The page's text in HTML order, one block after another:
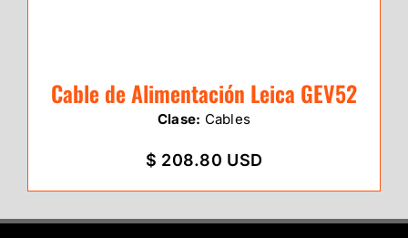
Cable de Alimentación Leica GEV52
Clase: Cables
$ 208.80 USD